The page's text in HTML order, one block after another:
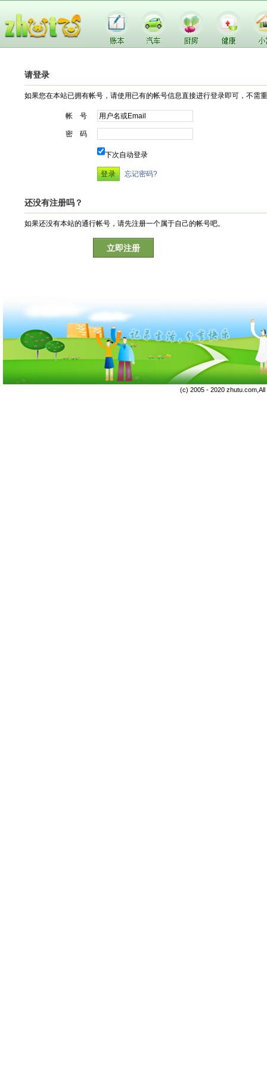
请登录
如果您在本站已拥有帐号，请使用已有的帐号信息直接进行登录即可，不需
帐 号
密 码
下次自动登录
忘记密码?
还没有注册吗？
如果还没有本站的通行帐号，请先注册一个属于自己的帐号吧。
立即注册
(c) 2005 - 2020